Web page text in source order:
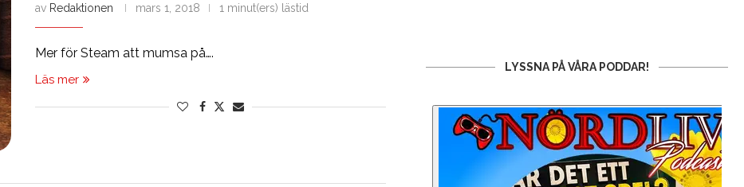
av Redaktionen mars 1, 2018 1 minut(ers) lästid
Mer för Steam att mumsa på….
Läs mer
LYSSNA PÅ VÅRA PODDAR!